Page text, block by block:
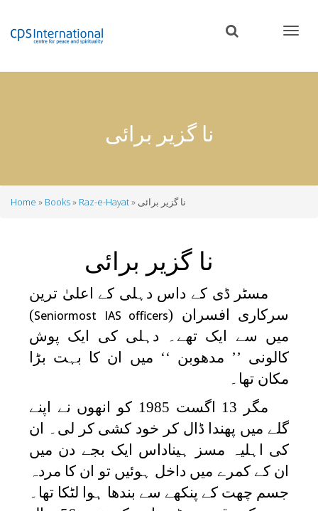
content
نا گزیر برائی
Home Books Raz-e-Hayat نا گزیر برائی
نا گزیر برائی
مسٹر ڈی کے داس دہلی کے اعلیٰ ترین
سرکاری افسران (Seniormost IAS officers
)
میں سے ایک تھے۔ دہلی کی ایک پوش
کالونی ’’ مدھوبن ‘‘ میں ان کا بہت بڑا
مکان تھا۔
مگر 13 اگست 1985 کو انھوں نے اپنے
گلے میں پھندا ڈال کر خود کشی کر لی۔ ان
کی اہلیہ مسز ہیناداس ایک بجے دن میں
ان کے کمرے میں داخل ہوئیں تو ان کا مردہ
جسم چھت کے پنکھے سے بندھا ہوا لٹکا تھا۔